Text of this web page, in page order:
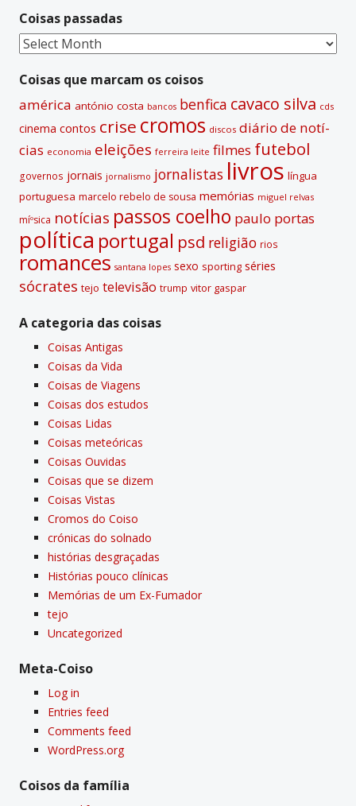
a
t
i
v
Coisas passadas
Coisas
Coisas que marcam os coisos
américa antónio costa bancos benfica cavaco silva cds
cinema contos crise cromos discos diário de notí­
cias economia eleições ferreira leite filmes futebol
governos jornais jornalismo jornalistas livros lí­ngua
portuguesa marcelo rebelo de sousa memórias miguel relvas
míºsica notí­cias passos coelho paulo portas
polí­tica portugal psd religião rios
romances santana lopes sexo sporting séries
sócrates tejo televisão trump vitor gaspar
A categoria das coisas
Coisas Antigas
Coisas da Vida
Coisas de Viagens
Coisas dos estudos
Coisas Lidas
Coisas meteóricas
Coisas Ouvidas
Coisas que se dizem
Coisas Vistas
Cromos do Coiso
crónicas do solnado
histórias desgraçadas
Histórias pouco clí­nicas
Memórias de um Ex-Fumador
tejo
Uncategorized
Meta-Coiso
Log in
Entries feed
Comments feed
WordPress.org
Coisos da famí­lia